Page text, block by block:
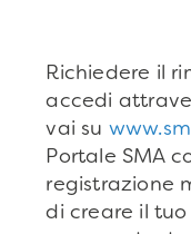
Richiedere il
accedi
vai su
Portale SMA
registrazione
di creare il